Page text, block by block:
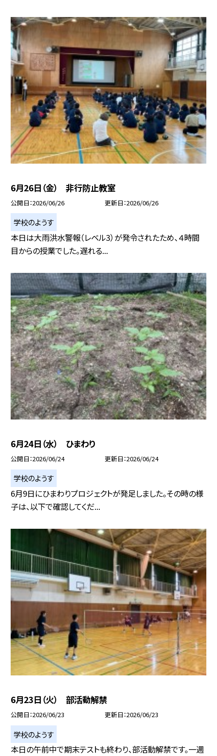
6月26日（金） 非行防止教室
公開日 2026/06/26 更新日 2026/06/26
学校のようす
本日は大雨洪水警報（レベル3）が発令されたため、４時間
目からの授業でした。遅れる...
6月24日（水） ひまわり
公開日 2026/06/24 更新日 2026/06/24
学校のようす
6月9日にひまわりプロジェクトが発足しました。その時の様
子は、以下で確認してくだ...
6月23日（火） 部活動解禁
公開日 2026/06/23 更新日 2026/06/23
学校のようす
本日の午前中で期末テストも終わり、部活動解禁です。一週